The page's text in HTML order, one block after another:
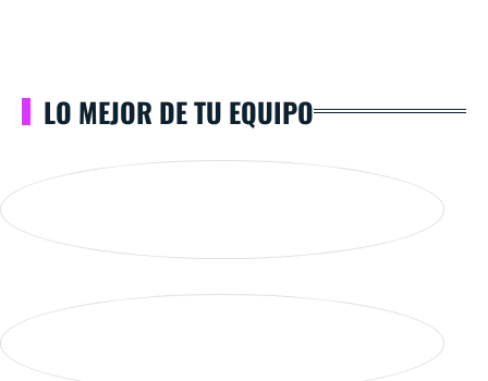
LO MEJOR DE TU EQUIPO